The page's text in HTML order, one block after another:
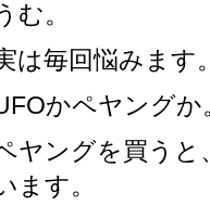
む。
は毎回悩みます
かペヤングか
ヤングを買うと
ます。